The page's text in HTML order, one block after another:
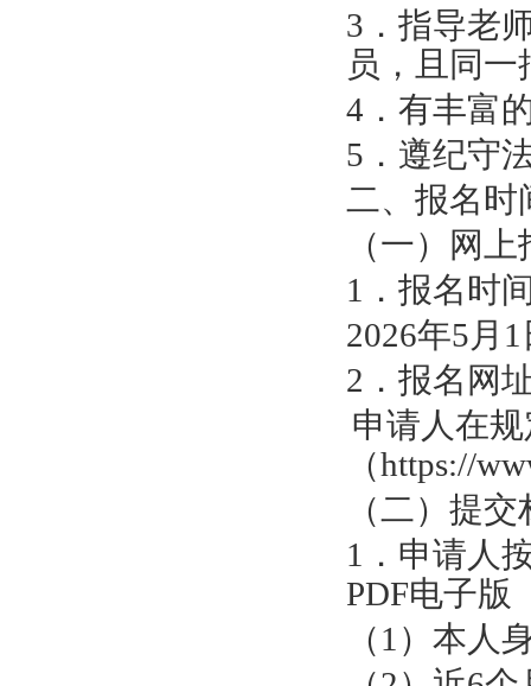
3 ．指导老
员，且同
4 ．有丰富
5 ．遵纪守
二、报名时
（一）网
1 ．报名时
2026年5月 1
2 ．报名网
申请人在
（https://
（二）提
1 ．申请人
PDF电子版
（1 ）本人